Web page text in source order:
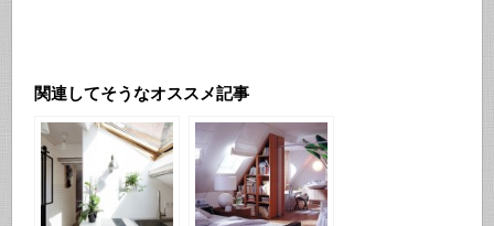
関連してそうなオススメ記事